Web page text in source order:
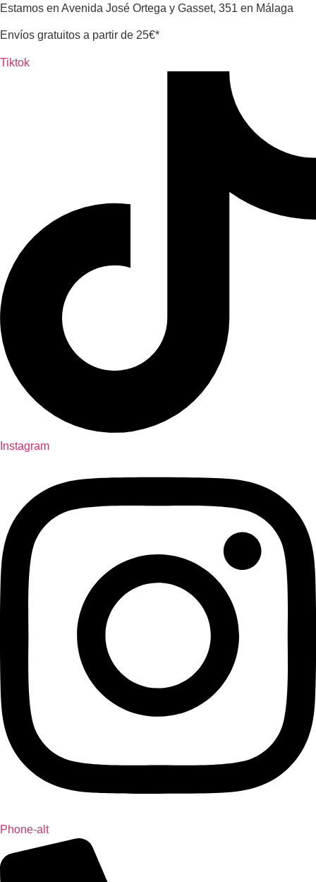
Ir
contenido
Estamos en Avenida José Ortega y Gasset, 351 en Málaga
Envíos gratuitos a partir de 25€*
Tiktok
Instagram
Phone-alt